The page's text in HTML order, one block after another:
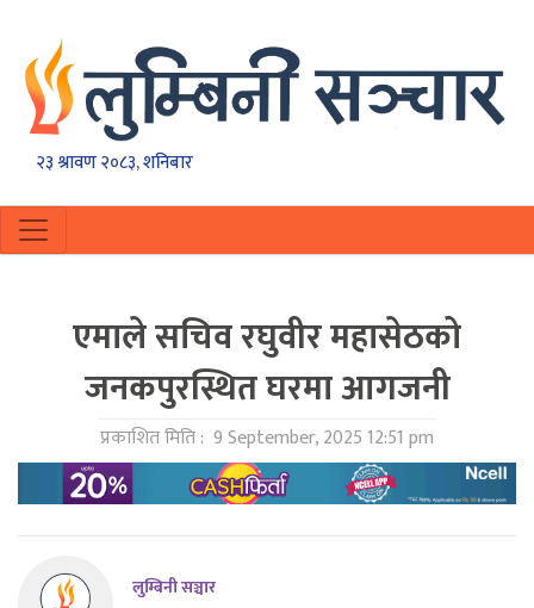
२३ श्रावण २०८३, शनिबार
एमाले सचिव रघुवीर महासेठको
जनकपुरस्थित घरमा आगजनी
प्रकाशित मिति : 9 September, 2025 12:51 pm
लुम्बिनी सञ्चार